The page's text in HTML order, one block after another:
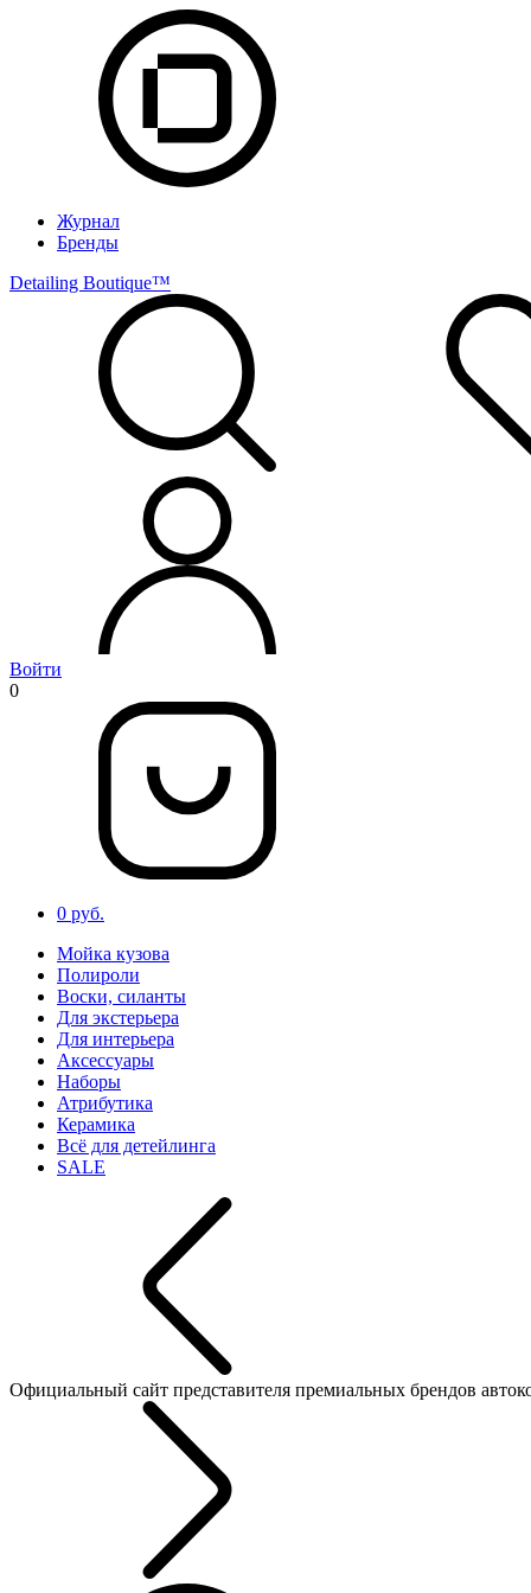
Журнал
Бренды
Detailing Boutique™️
Войти
0
0 руб.
Мойка кузова
Полироли
Воски, силанты
Для экстерьера
Для интерьера
Аксессуары
Наборы
Атрибутика
Керамика
Всё для детейлинга
SALE
Официальный сайт представителя премиальных брендов